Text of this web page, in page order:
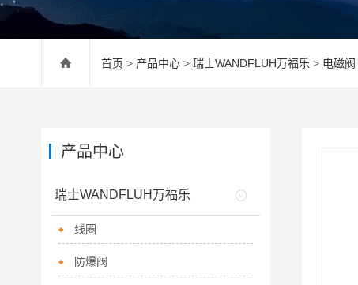
首页 > 产品中心 > 瑞士WANDFLUH万福乐 > 电磁阀
产品中心
瑞士WANDFLUH万福乐
线圈
防爆阀